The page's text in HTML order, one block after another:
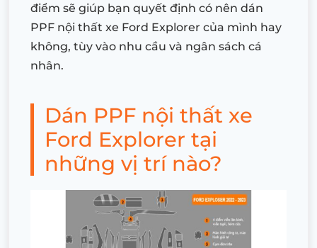
điểm sẽ giúp bạn quyết định có nên dán
PPF nội thất xe Ford Explorer của mình hay
không, tùy vào nhu cầu và ngân sách cá
nhân.
Dán PPF nội thất xe
Ford Explorer tại
những vị trí nào?